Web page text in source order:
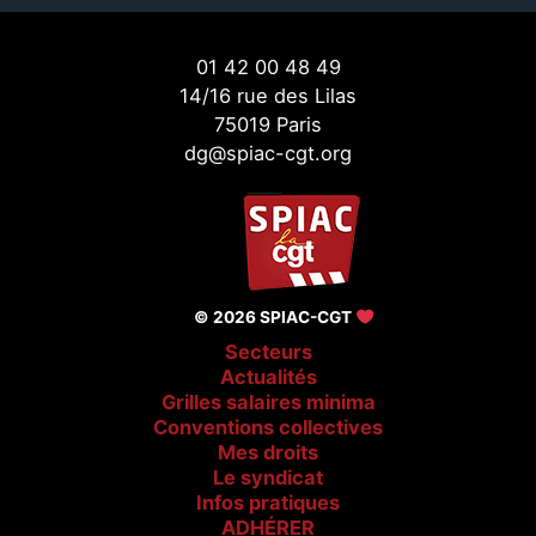
01 42 00 48 49
14/16 rue des Lilas
75019 Paris
dg@spiac-cgt.org
© 2026 SPIAC-CGT
Secteurs
Actualités
Grilles salaires minima
Conventions collectives
Mes droits
Le syndicat
Infos pratiques
ADHÉRER